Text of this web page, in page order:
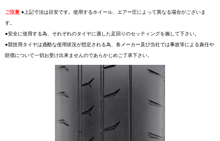
ご注意 ●上記寸法は目安です。使用するホイール、エアー圧によって異なる場合がございま
す。
●安全に使用する為、それぞれのタイヤに適した足回りのセッティングを施して下さい。
●競技用タイヤは過酷な使用状況が想定される為、各メーカー及び当社では事故等による責任や
賠償について一切お受け出来ませんのであらかじめご了承下さい。